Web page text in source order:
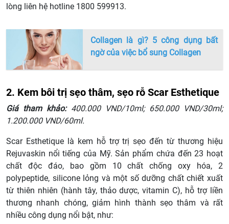
lòng liên hệ hotline 1800 599913.
Collagen là gì? 5 công dụng bất
ngờ của việc bổ sung Collagen
2. Kem bôi trị sẹo thâm, sẹo rỗ Scar Esthetique
Giá tham khảo:400.000 VND/10ml; 650.000 VND/30ml;
1.200.000 VND/60ml.
Scar Esthetique là kem hỗ trợ trị sẹo đến từ thương hiệu
Rejuvaskin nổi tiếng của Mỹ. Sản phẩm chứa đến 23 hoạt
chất độc đáo, bao gồm 10 chất chống oxy hóa, 2
polypeptide, silicone lỏng và một số dưỡng chất chiết xuất
từ thiên nhiên (hành tây, thảo dược, vitamin C), hỗ trợ liền
thương nhanh chóng, giảm hình thành sẹo thâm và rất
nhiều công dụng nổi bật, như: